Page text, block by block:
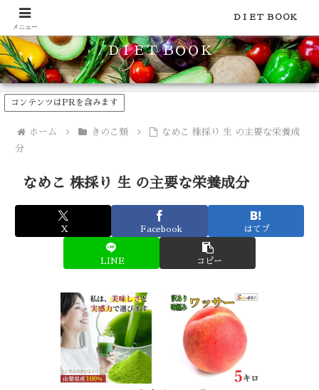
食品のカロリーや糖質などの栄養素がわかる！健康やダイエットに
ＤＩＥＴ ＢＯＯＫ
コンテンツはPRを含みます
ホーム きのこ類
なめこ 株採り 生 の主要な栄養成
分
なめこ 株採り 生 の主要な栄養成分
X Facebook はてブ
LINE コピー
メニュー
ＤＩＥＴ ＢＯＯＫ